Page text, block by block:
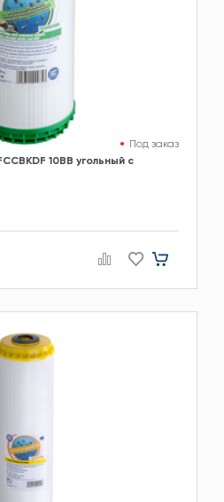
Под заказ
10BB угольный с